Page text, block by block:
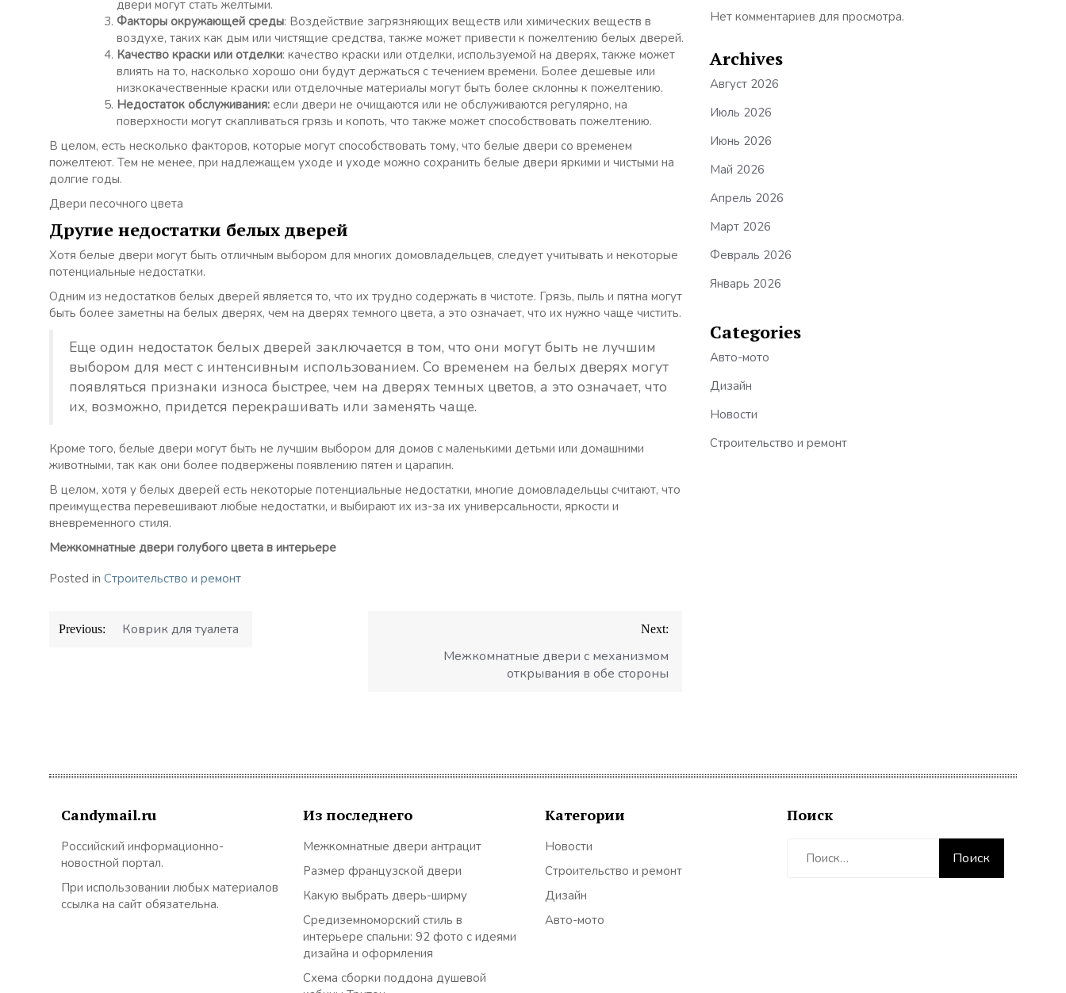
двери могут стать желтыми.
Факторы окружающей среды: Воздействие загрязняющих веществ или химических веществ в
воздухе, таких как дым или чистящие средства, также может привести к пожелтению белых дверей.
Качество краски или отделки: качество краски или отделки, используемой на дверях, также может
влиять на то, насколько хорошо они будут держаться с течением времени. Более дешевые или
низкокачественные краски или отделочные материалы могут быть более склонны к пожелтению.
Недостаток обслуживания: если двери не очищаются или не обслуживаются регулярно, на
поверхности могут скапливаться грязь и копоть, что также может способствовать пожелтению.
В целом, есть несколько факторов, которые могут способствовать тому, что белые двери со временем
пожелтеют. Тем не менее, при надлежащем уходе и уходе можно сохранить белые двери яркими и чистыми на
долгие годы.
Двери песочного цвета
Другие недостатки белых дверей
Хотя белые двери могут быть отличным выбором для многих домовладельцев, следует учитывать и некоторые
потенциальные недостатки.
Одним из недостатков белых дверей является то, что их трудно содержать в чистоте. Грязь, пыль и пятна могут
быть более заметны на белых дверях, чем на дверях темного цвета, а это означает, что их нужно чаще чистить.
Еще один недостаток белых дверей заключается в том, что они могут быть не лучшим
выбором для мест с интенсивным использованием. Со временем на белых дверях могут
появляться признаки износа быстрее, чем на дверях темных цветов, а это означает, что
их, возможно, придется перекрашивать или заменять чаще.
Кроме того, белые двери могут быть не лучшим выбором для домов с маленькими детьми или домашними
животными, так как они более подвержены появлению пятен и царапин.
В целом, хотя у белых дверей есть некоторые потенциальные недостатки, многие домовладельцы считают, что
преимущества перевешивают любые недостатки, и выбирают их из-за их универсальности, яркости и
вневременного стиля.
Межкомнатные двери голубого цвета в интерьере
Posted in Строительство и ремонт
Навигация
по
Previous: Коврик для туалета Next:
Межкомнатные двери с механизмом
открывания в обе стороны
Нет комментариев для просмотра.
Archives
Август 2026
Июль 2026
Июнь 2026
Май 2026
Апрель 2026
Март 2026
Февраль 2026
Январь 2026
Categories
Авто-мото
Дизайн
Новости
Строительство и ремонт
Candymail.ru
Российский информационно-
новостной портал.
При использовании любых материалов
ссылка на сайт обязательна.
Из последнего
Межкомнатные двери антрацит
Размер французской двери
Какую выбрать дверь-ширму
Средиземноморский стиль в
интерьере спальни: 92 фото с идеями
дизайна и оформления
Схема сборки поддона душевой
Категории
Новости
Строительство и ремонт
Дизайн
Авто-мото
Поиск